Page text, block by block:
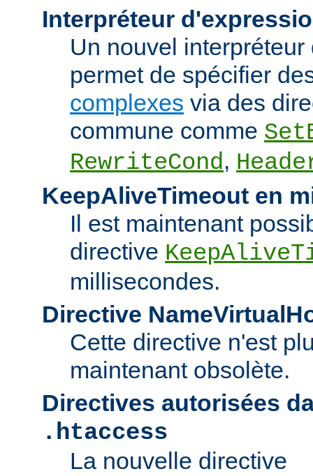
Interpréteur
Un nouvel
permet de spécifier
complexes via des
commune comme
RewriteCond,
KeepAliveTimeout en
Il est maintenant
directive
millisecondes.
Directive
Cette directive n'est
maintenant obsolète.
Directives autorisées
.htaccess
La nouvelle directive